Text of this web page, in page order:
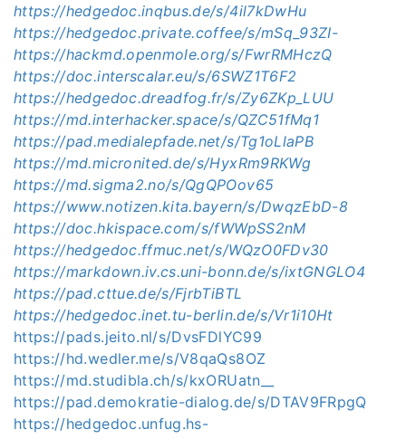
https://hedgedoc.inqbus.de/s/4il7kDwHu
https://hedgedoc.private.coffee/s/mSq_93ZI-
https://hackmd.openmole.org/s/FwrRMHczQ
https://doc.interscalar.eu/s/6SWZ1T6F2
https://hedgedoc.dreadfog.fr/s/Zy6ZKp_LUU
https://md.interhacker.space/s/QZC51fMq1
https://pad.medialepfade.net/s/Tg1oLlaPB
https://md.micronited.de/s/HyxRm9RKWg
https://md.sigma2.no/s/QgQPOov65
https://www.notizen.kita.bayern/s/DwqzEbD-8
https://doc.hkispace.com/s/fWWpSS2nM
https://hedgedoc.ffmuc.net/s/WQzO0FDv30
https://markdown.iv.cs.uni-bonn.de/s/ixtGNGLO4
https://pad.cttue.de/s/FjrbTiBTL
https://hedgedoc.inet.tu-berlin.de/s/Vr1i10Ht
https://pads.jeito.nl/s/DvsFDlYC99
https://hd.wedler.me/s/V8qaQs8OZ
https://md.studibla.ch/s/kxORUatn__
https://pad.demokratie-dialog.de/s/DTAV9FRpgQ
https://hedgedoc.unfug.hs-